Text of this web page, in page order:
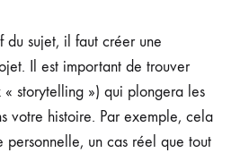
du sujet, il faut créer une
Il est important de trouver
storytelling ») qui plongera les
votre histoire. Par exemple, cela
personnelle, un cas réel que tout